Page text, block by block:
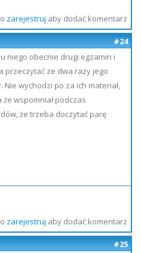
zarejestruj aby dodać komentarz
#24
niego obecnie drugi egzamin i
przeczytać ze dwa razy jego
Nie wychodzi po za ich materiał,
że wspomniał podczas
że trzeba doczytać parę
zarejestruj aby dodać komentarz
#25